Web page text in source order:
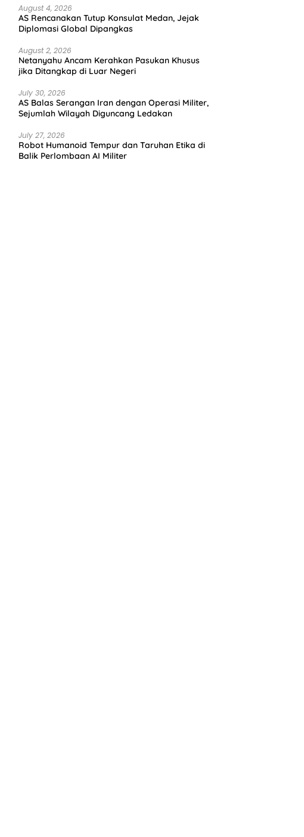
August 4, 2026
AS Rencanakan Tutup Konsulat Medan, Jejak
Diplomasi Global Dipangkas
August 2, 2026
Netanyahu Ancam Kerahkan Pasukan Khusus
jika Ditangkap di Luar Negeri
July 30, 2026
AS Balas Serangan Iran dengan Operasi Militer,
Sejumlah Wilayah Diguncang Ledakan
July 27, 2026
Robot Humanoid Tempur dan Taruhan Etika di
Balik Perlombaan AI Militer